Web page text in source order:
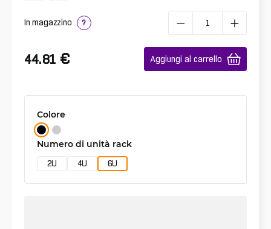
In magazzino ?
44.81 € Aggiungi al carrello
Colore
Numero di unità rack
2U 4U 6U